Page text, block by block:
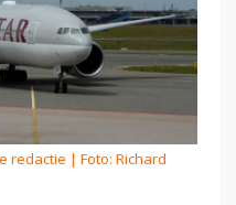
redactie | Foto: Richard